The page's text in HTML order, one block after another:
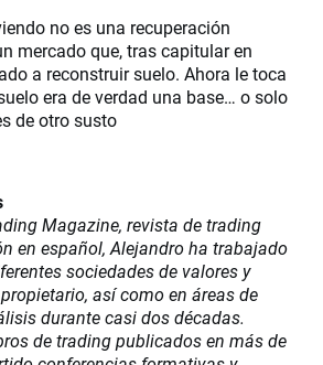
no es una recuperación
mercado que, tras capitular en
a reconstruir suelo. Ahora le toca
era de verdad una base… o solo
de otro susto
Magazine, revista de trading
en español, Alejandro ha trabajado
sociedades de valores y
así como en áreas de
durante casi dos décadas.
de trading publicados en más de